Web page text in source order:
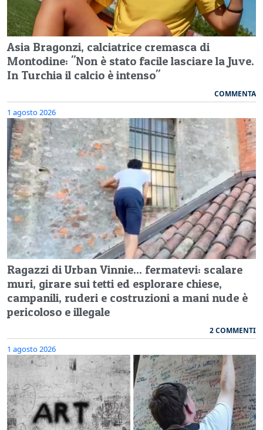
Asia Bragonzi, calciatrice cremasca di
Montodine: "Non è stato facile lasciare la Juve.
In Turchia il calcio è intenso"
COMMENTA
1 agosto 2026
Ragazzi di Urban Vinnie... fermatevi: scalare
muri, girare sui tetti ed esplorare chiese,
campanili, ruderi e costruzioni a mani nude è
pericoloso e illegale
2 COMMENTI
1 agosto 2026